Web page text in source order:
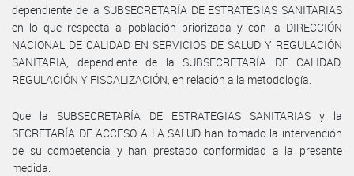
dependiente de la SUBSECRETARÍA DE ESTRATEGIAS SANITARIAS
en lo que respecta a población priorizada y con la DIRECCIÓN
NACIONAL DE CALIDAD EN SERVICIOS DE SALUD Y REGULACIÓN
SANITARIA, dependiente de la SUBSECRETARÍA DE CALIDAD,
REGULACIÓN Y FISCALIZACIÓN, en relación a la metodología.
Que la SUBSECRETARÍA DE ESTRATEGIAS SANITARIAS y la
SECRETARÍA DE ACCESO A LA SALUD han tomado la intervención
de su competencia y han prestado conformidad a la presente
medida.